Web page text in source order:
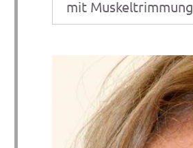
mit Muskeltrimmung